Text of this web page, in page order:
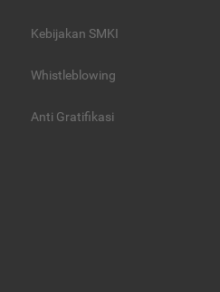
Kebijakan SMKI
Whistleblowing
Anti Gratifikasi